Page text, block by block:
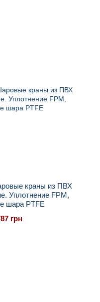
краны из ПВХ
Уплотнение FPM,
шара PTFE
грн